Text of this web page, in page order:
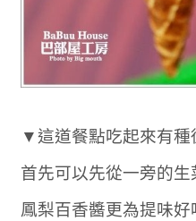
▼這道餐點吃起來有種
首先可以先從一旁的
鳳梨百香醬更為提味